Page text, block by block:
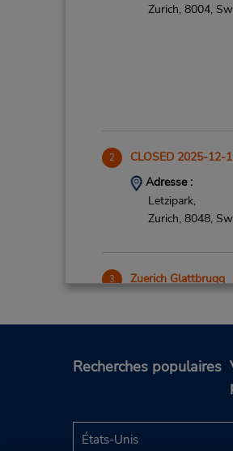
Zurich, 8004,
2 CLOSED 2025-12-
Adresse :
Letzipark,
Zurich, 8048,
3 Zuerich Glattbrugg
Flughofstrasse
Recherches populaires